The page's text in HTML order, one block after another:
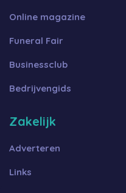
Online magazine
Funeral Fair
Businessclub
Bedrijvengids
Zakelijk
Adverteren
Links